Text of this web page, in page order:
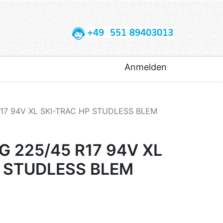
+49 551 89403013
Anmelden
94V XL SKI-TRAC HP STUDLESS BLEM
225/45 R17 94V XL
BLEM